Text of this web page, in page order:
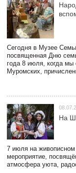
Сегодня в Музее
посвященная Дню
года 8 июля, когда
Муромских,
На
7 июля на живописном
мероприятие,
атмосфера уюта,